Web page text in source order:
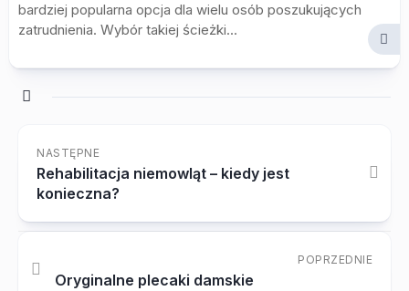
bardziej popularna opcja dla wielu osób poszukujących
zatrudnienia. Wybór takiej ścieżki...
NASTĘPNE
Rehabilitacja niemowląt – kiedy jest
konieczna?
POPRZEDNIE
Oryginalne plecaki damskie